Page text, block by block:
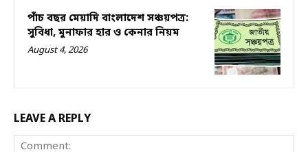
পাঁচ বছর মেয়াদি বাংলাদেশ সঞ্চয়পত্র:
সুবিধা, মুনাফার হার ও কেনার নিয়ম
August 4, 2026
LEAVE A REPLY